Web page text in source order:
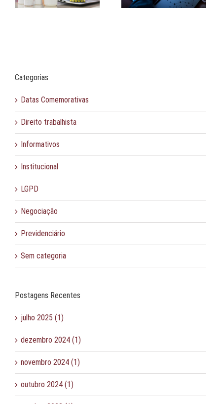
Categorias
Datas Comemorativas
Direito trabalhista
Informativos
Institucional
LGPD
Negociação
Previdenciário
Sem categoria
Postagens Recentes
julho 2025 (1)
dezembro 2024 (1)
novembro 2024 (1)
outubro 2024 (1)